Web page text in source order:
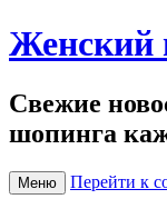
Женский
Свежие
шопинга
Меню Перейти к